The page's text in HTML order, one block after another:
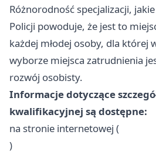
Różnorodność specjalizacji,
Policji powoduje, że jest to
każdej młodej osoby, dla której
wyborze miejsca zatrudnienia
rozwój osobisty.
Informacje dotyczące
kwalifikacyjnej są dostępne:
na stronie internetowej (
)